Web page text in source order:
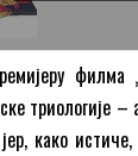
триологије –
како